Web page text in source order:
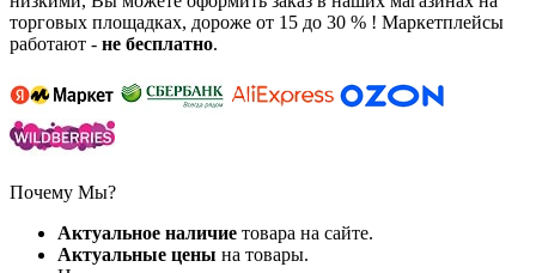
торговых площадках, дороже от 15 до 30 % ! Маркетплейсы
работают - не бесплатно.
Почему Мы?
Актуальное наличие товара на сайте.
Актуальные цены на товары.